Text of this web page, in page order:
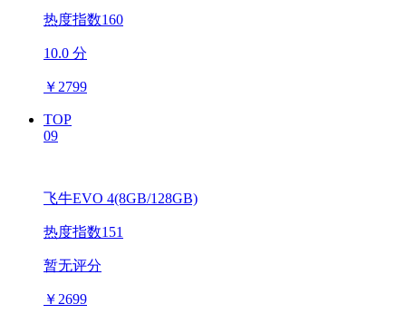
热度指数160
10.0 分
￥ 2799
TOP
09
飞牛EVO 4(8GB/128GB)
热度指数151
暂无评分
￥ 2699